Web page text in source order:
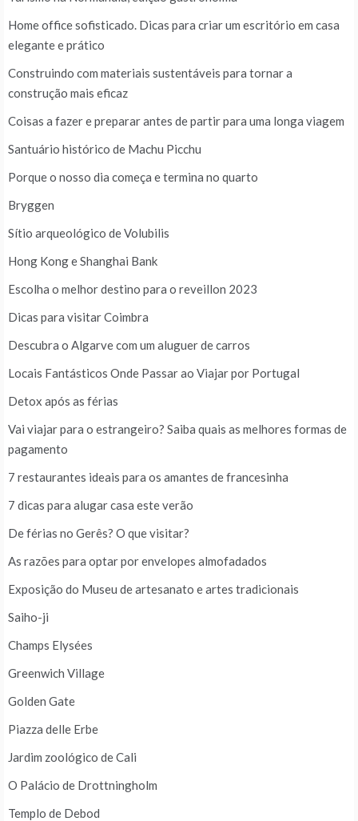
Home office sofisticado. Dicas para criar um escritório em casa
elegante e prático
Construindo com materiais sustentáveis para tornar a
construção mais eficaz
Coisas a fazer e preparar antes de partir para uma longa viagem
Santuário histórico de Machu Picchu
Porque o nosso dia começa e termina no quarto
Bryggen
Sítio arqueológico de Volubilis
Hong Kong e Shanghai Bank
Escolha o melhor destino para o reveillon 2023
Dicas para visitar Coimbra
Descubra o Algarve com um aluguer de carros
Locais Fantásticos Onde Passar ao Viajar por Portugal
Detox após as férias
Vai viajar para o estrangeiro? Saiba quais as melhores formas de
pagamento
7 restaurantes ideais para os amantes de francesinha
7 dicas para alugar casa este verão
De férias no Gerês? O que visitar?
As razões para optar por envelopes almofadados
Exposição do Museu de artesanato e artes tradicionais
Saiho-ji
Champs Elysées
Greenwich Village
Golden Gate
Piazza delle Erbe
Jardim zoológico de Cali
O Palácio de Drottningholm
Templo de Debod